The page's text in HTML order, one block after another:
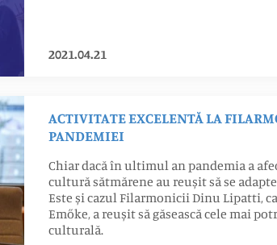
2021.04.21
ACTIVITATE EXCELENTĂ LA
PANDEMIEI
Chiar dacă în ultimul an pandemia a
cultură sătmărene au reușit să se
Este și cazul Filarmonicii Dinu Lipatti,
Emőke, a reușit să găsească cele mai
culturală.